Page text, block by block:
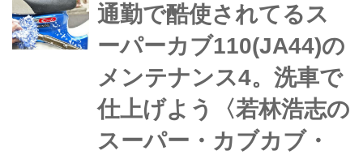
ワーアップを遂げたDT-E2が登場した
よ。特にアプリでのイコライジング機
能とバックグラウンドミュージック機
能は本当に良いぞ。先行...
通勤で酷使されてるス
ーパーカブ110(JA44)の
メンテナンス4。洗車で
仕上げよう〈若林浩志の
スーパー・カブカブ・